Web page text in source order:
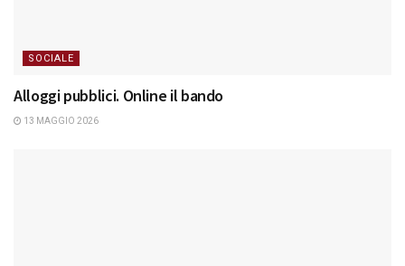
SOCIALE
Alloggi pubblici. Online il bando
13 MAGGIO 2026